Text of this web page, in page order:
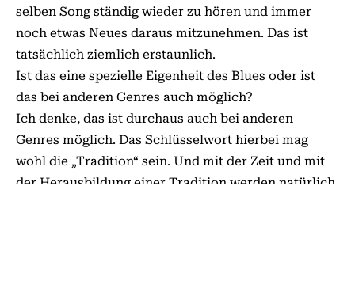
selben Song ständig wieder zu hören und immer
noch etwas Neues daraus mitzunehmen. Das ist
tatsächlich ziemlich erstaunlich.
Ist das eine spezielle Eigenheit des Blues oder ist
das bei anderen Genres auch möglich?
Ich denke, das ist durchaus auch bei anderen
Genres möglich. Das Schlüsselwort hierbei mag
wohl die „Tradition“ sein. Und mit der Zeit und mit
der Herausbildung einer Tradition werden natürlich